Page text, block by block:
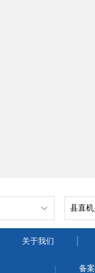
县直
关于我们
备